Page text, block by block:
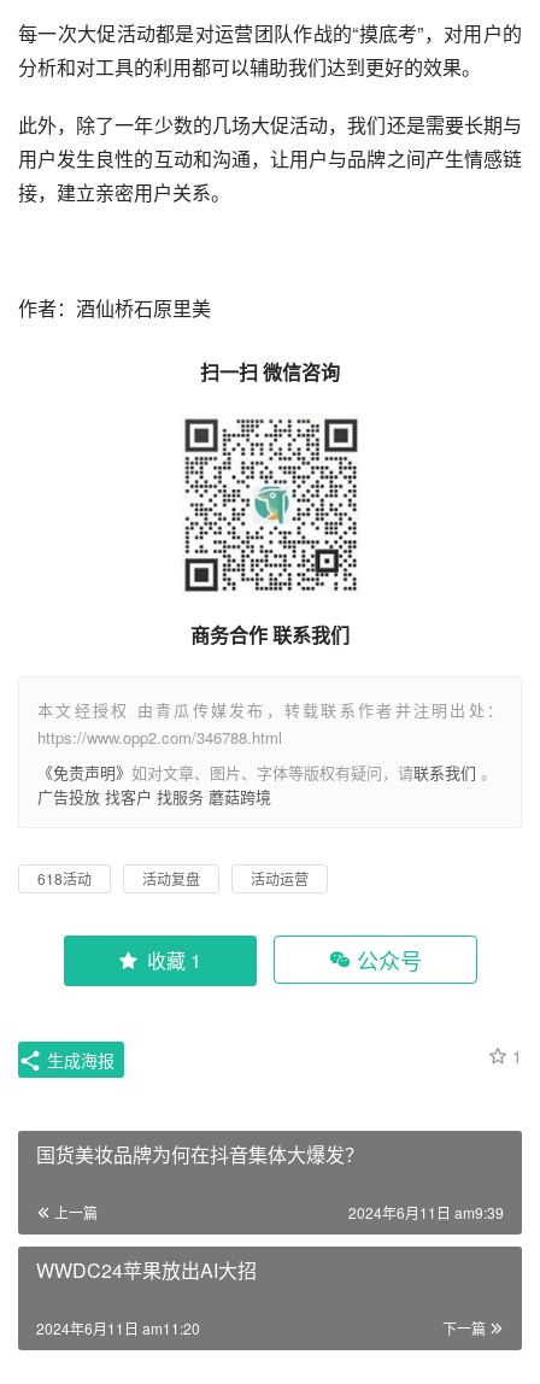
每一次大促活动都是对运营团队作战的“摸底考”，对用户的
分析和对工具的利用都可以辅助我们达到更好的效果。
此外，除了一年少数的几场大促活动，我们还是需要长期与
用户发生良性的互动和沟通，让用户与品牌之间产生情感链
接，建立亲密用户关系。
作者：酒仙桥石原里美
扫一扫 微信咨询
商务合作 联系我们
本文经授权 由青瓜传媒发布，转载联系作者并注明出处：
https://www.opp2.com/346788.html
《免责声明》 如对文章、图片、字体等版权有疑问，请联系我们 。
广告投放 找客户 找服务 蘑菇跨境
618活动 活动复盘 活动运营
收藏 1 公众号
1
生成海报
国货美妆品牌为何在抖音集体大爆发？
上一篇 2024年6月11日 am9:39
WWDC24苹果放出AI大招
下一篇
2024年6月11日 am11:20